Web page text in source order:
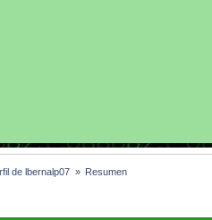
de lbernalp07 » Resumen